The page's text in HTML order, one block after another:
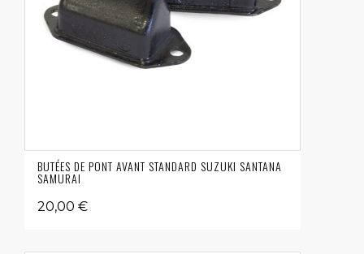
BUTÉES DE PONT AVANT STANDARD SUZUKI SANTANA
SAMURAI
20,00 €